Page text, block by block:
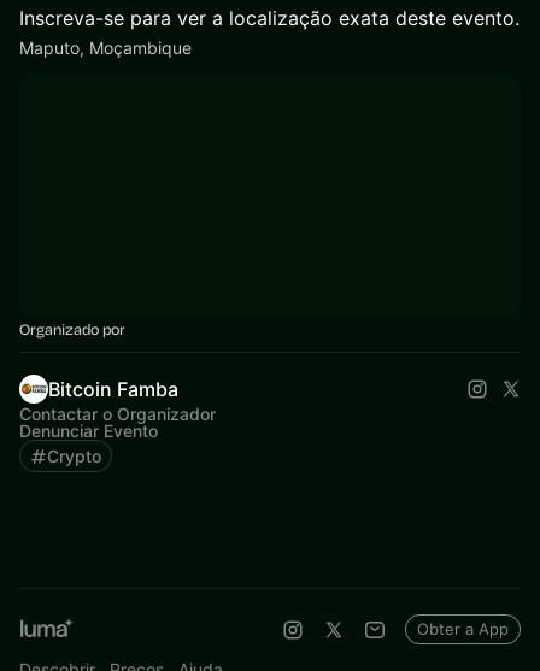
Inscreva-se para ver a localização exata deste evento.
Maputo, Moçambique
Organizado por
Bitcoin Famba
Contactar o Organizador
Denunciar Evento
Crypto
Obter a App